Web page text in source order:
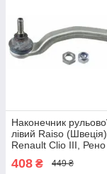
Наконечник
лівий Raiso (Швеція)
Renault Clio III, Рено
UARVTRM7
408 ₴ 449 ₴